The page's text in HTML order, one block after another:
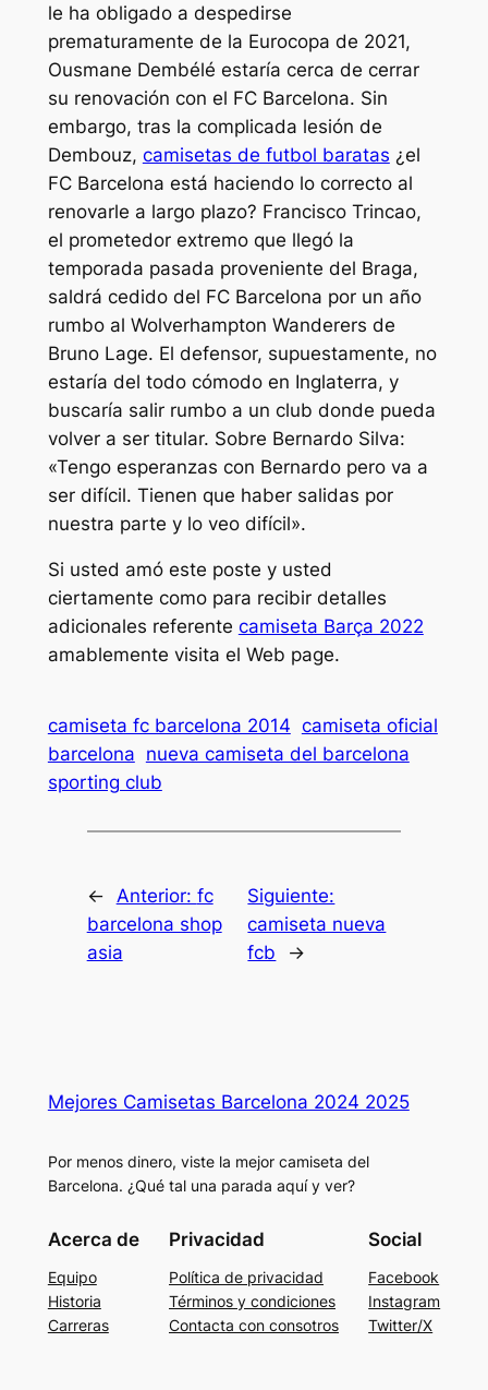
le ha obligado a despedirse
prematuramente de la Eurocopa de 2021,
Ousmane Dembélé estaría cerca de cerrar
su renovación con el FC Barcelona. Sin
embargo, tras la complicada lesión de
Dembouz, camisetas de futbol baratas ¿el
FC Barcelona está haciendo lo correcto al
renovarle a largo plazo? Francisco Trincao,
el prometedor extremo que llegó la
temporada pasada proveniente del Braga,
saldrá cedido del FC Barcelona por un año
rumbo al Wolverhampton Wanderers de
Bruno Lage. El defensor, supuestamente, no
estaría del todo cómodo en Inglaterra, y
buscaría salir rumbo a un club donde pueda
volver a ser titular. Sobre Bernardo Silva:
«Tengo esperanzas con Bernardo pero va a
ser difícil. Tienen que haber salidas por
nuestra parte y lo veo difícil».
Si usted amó este poste y usted
ciertamente como para recibir detalles
adicionales referente camiseta Barça 2022
amablemente visita el Web page.
camiseta fc barcelona 2014 camiseta oficial
barcelona nueva camiseta del barcelona
sporting club
← Anterior: fc
barcelona shop
asia
Siguiente:
camiseta nueva
fcb
→
Mejores Camisetas Barcelona 2024 2025
Por menos dinero, viste la mejor camiseta del
Barcelona. ¿Qué tal una parada aquí y ver?
Acerca de
Equipo
Historia
Carreras
Privacidad
Política de privacidad
Términos y condiciones
Contacta con consotros
Social
Facebook
Instagram
Twitter/X